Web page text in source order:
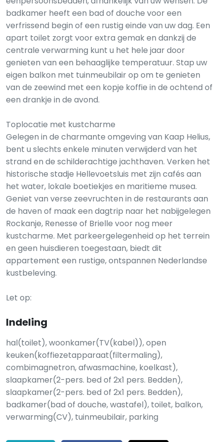
badkamer heeft een bad of douche voor een
verfrissend begin of een rustig einde van uw dag. Een
apart toilet zorgt voor extra gemak en dankzij de
centrale verwarming kunt u het hele jaar door
genieten van een behaaglijke temperatuur. Stap uw
eigen balkon met tuinmeubilair op om te genieten
van de zeewind met een kopje koffie in de ochtend of
een drankje in de avond.
Toplocatie met kustcharme
Gelegen in de charmante omgeving van Kaap Helius,
bent u slechts enkele minuten verwijderd van het
strand en de schilderachtige jachthaven. Verken het
historische stadje Hellevoetsluis met zijn cafés aan
het water, lokale boetiekjes en maritieme musea.
Geniet van verse zeevruchten in de restaurants aan
de haven of maak een dagtrip naar het nabijgelegen
Rockanje, Renesse of Brielle voor nog meer
kustcharme. Met parkeergelegenheid op het terrein
en geen huisdieren toegestaan, biedt dit
appartement een rustige, ontspannen Nederlandse
kustbeleving.
Let op:
Indeling
hal(toilet), woonkamer(TV(kabel)), open
keuken(koffiezetapparaat(filtermaling),
combimagnetron, afwasmachine, koelkast),
slaapkamer(2-pers. bed of 2x1 pers. Bedden),
slaapkamer(2-pers. bed of 2x1 pers. Bedden),
badkamer(bad of douche, wastafel), toilet, balkon,
verwarming(CV), tuinmeubilair, parking